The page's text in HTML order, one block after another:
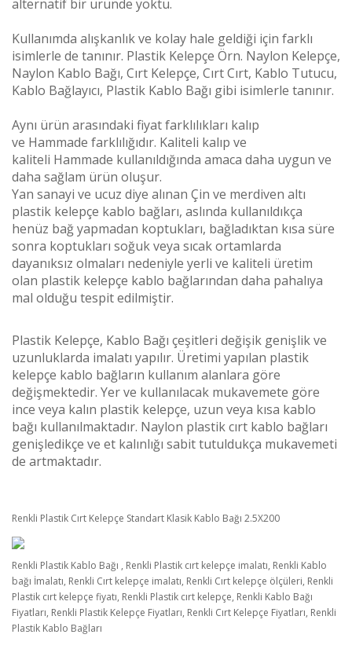
alternatif bir üründe yoktu.
Kullanımda alışkanlık ve kolay hale geldiği için farklı
isimlerle de tanınır. Plastik Kelepçe Örn. Naylon Kelepçe,
Naylon Kablo Bağı, Cırt Kelepçe, Cırt Cırt, Kablo Tutucu,
Kablo Bağlayıcı, Plastik Kablo Bağı gibi isimlerle tanınır.
Aynı ürün arasındaki fiyat farklılıkları kalıp
ve Hammade farklılığıdır. Kaliteli kalıp ve
kaliteli Hammade kullanıldığında amaca daha uygun ve
daha sağlam ürün oluşur.
Yan sanayi ve ucuz diye alınan Çin ve merdiven altı
plastik kelepçe kablo bağları, aslında kullanıldıkça
henüz bağ yapmadan koptukları, bağladıktan kısa süre
sonra koptukları soğuk veya sıcak ortamlarda
dayanıksız olmaları nedeniyle yerli ve kaliteli üretim
olan plastik kelepçe kablo bağlarından daha pahalıya
mal olduğu tespit edilmiştir.
Plastik Kelepçe, Kablo Bağı çeşitleri değişik genişlik ve
uzunluklarda imalatı yapılır. Üretimi yapılan plastik
kelepçe kablo bağların kullanım alanlara göre
değişmektedir. Yer ve kullanılacak mukavemete göre
ince veya kalın plastik kelepçe, uzun veya kısa kablo
bağı kullanılmaktadır. Naylon plastik cırt kablo bağları
genişledikçe ve et kalınlığı sabit tutuldukça mukavemeti
de artmaktadır.
Renkli Plastik Cırt Kelepçe Standart Klasik Kablo Bağı 2.5X200
Renkli Plastik Kablo Bağı , Renkli Plastik cırt kelepçe imalatı, Renkli Kablo
bağı İmalatı, Renkli Cırt kelepçe imalatı, Renkli Cırt kelepçe ölçüleri, Renkli
Plastik cırt kelepçe fiyatı, Renkli Plastik cırt kelepçe, Renkli Kablo Bağı
Fiyatları, Renkli Plastik Kelepçe Fiyatları, Renkli Cırt Kelepçe Fiyatları, Renkli
Plastik Kablo Bağları